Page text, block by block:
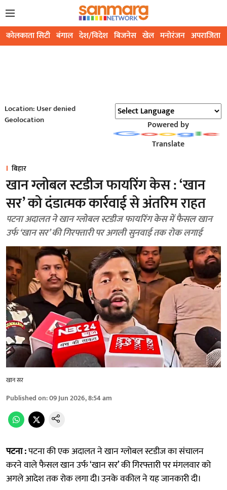
कोलकाता सिटी बंगाल देश/विदेश बिजनेस खेल मनोरंजन अपराजिता
Location: User denied
Geolocation
Powered by
Translate
बिहार
खान ग्लोबल स्टडीज फायरिंग केस : ‘खान
सर’ को दंडात्मक कार्रवाई से अंतरिम राहत
पटना अदालत ने खान ग्लोबल स्टडीज फायरिंग केस में फैसल खान
उर्फ ‘खान सर’ की गिरफ्तारी पर अगली सुनवाई तक रोक लगाई
खान सर
Published on:09 Jun 2026, 8:54 am
पटना :पटना की एक अदालत ने खान ग्लोबल स्टडीज का संचालन
करने वाले फैसल खान उर्फ ‘खान सर’ की गिरफ्तारी पर मंगलवार को
अगले आदेश तक रोक लगा दी। उनके वकील ने यह जानकारी दी।